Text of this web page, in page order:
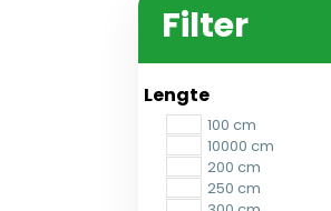
Filter
Lengte
100 cm
10000 cm
200 cm
250 cm